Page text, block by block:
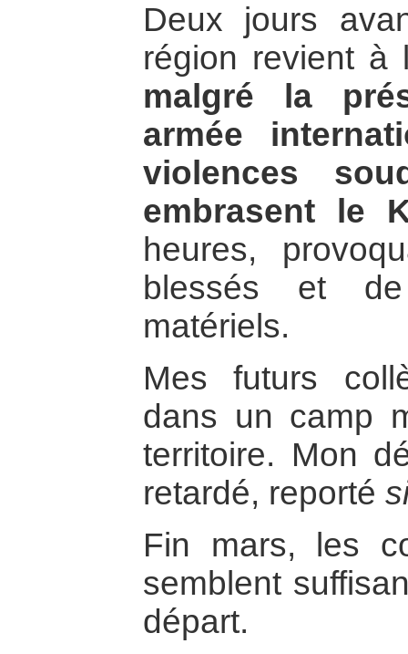
Deux jours
région revient à
malgré la
armée
violences
embrasent le
heures,
blessés et
matériels.
Mes futurs
dans un camp
territoire. Mon
retardé, reporté
Fin mars, les
semblent
départ.